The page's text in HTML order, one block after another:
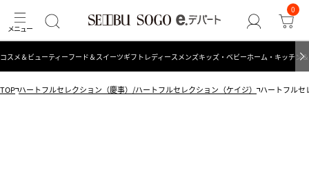
0
コスメ＆ビューティーフード＆スイーツギフト レディース メンズキッズ・ベビーホーム・キッチン
TOP ハートフルセレクション（慶事）/ハートフルセレクション（ケイジ） ハートフルセ